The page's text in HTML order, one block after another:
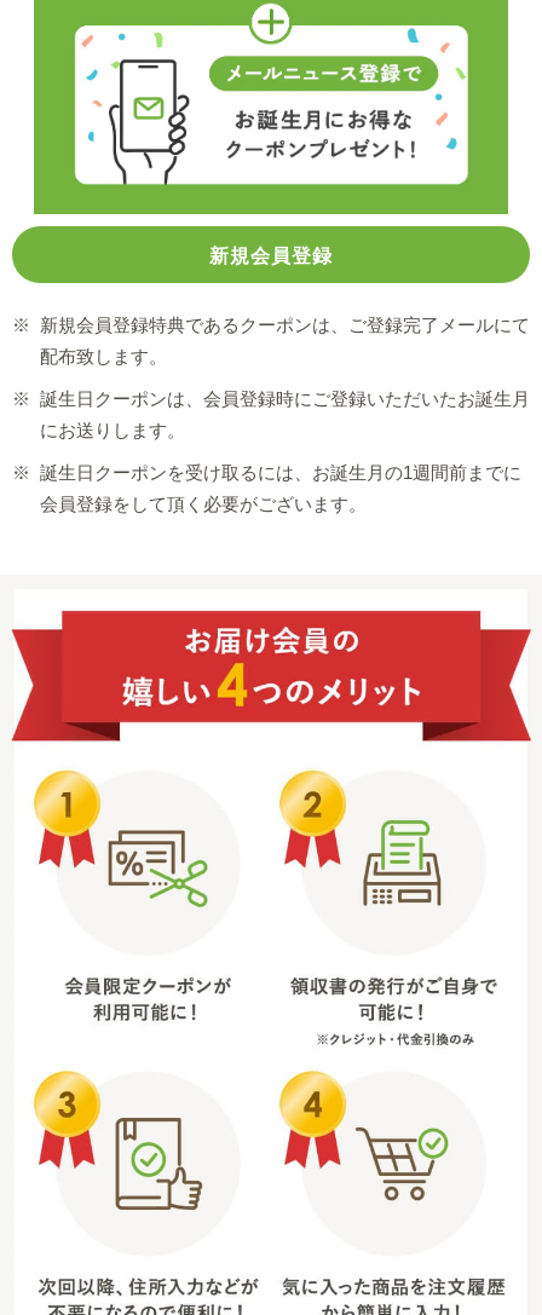
※
新規会員登録特典であるクーポンは、ご登録完了メールにて
配布致します。
※ 誕生日クーポンは、会員登録時にご登録いただいたお誕生月
にお送りします。
※ 誕生日クーポンを受け取るには、お誕生月の1週間前までに
会員登録をして頂く必要がございます。